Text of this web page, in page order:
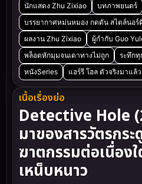
นักแสดง Zhu Zixiao
บทภาพยนตร์
บรรยากาศหม่นหมอง กดดัน สไตล์นอร์
ผลงาน Zhu Zixiao
ผู้กำกับ Guo
พล็อตหักมุมจนเดาทางไม่ถูก
ระทึก
หนังSeries
แฮร์รี โฮล ตัวจริงมาแล้
เนื้อเรื่องย่อ
Detective Hole
มาของสารวัตรกร
ฆาตกรรมต่อเนื่อง
เหน็บหนาว